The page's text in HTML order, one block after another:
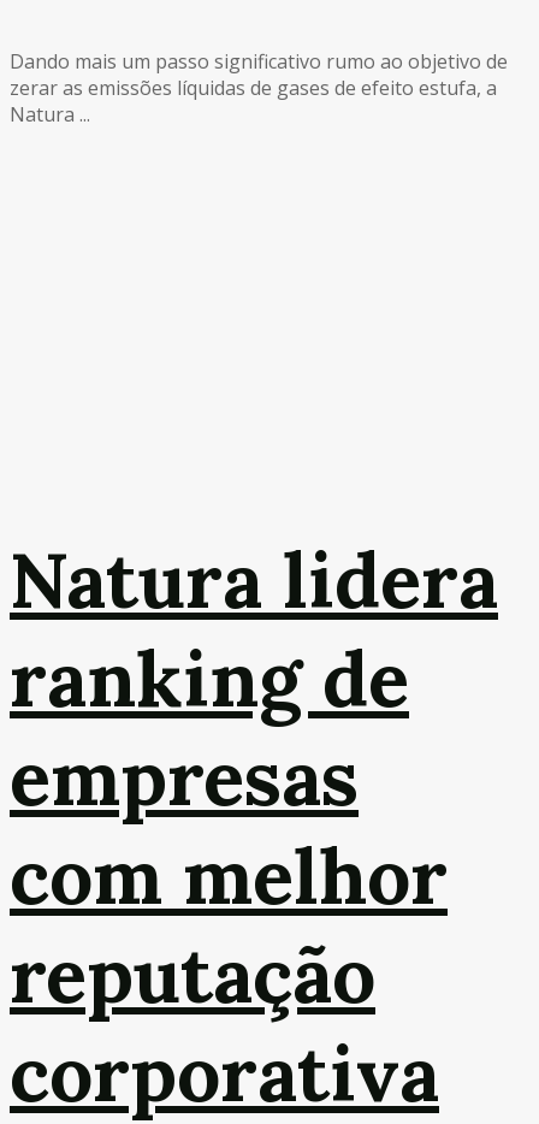
Dando mais um passo significativo rumo ao objetivo de
zerar as emissões líquidas de gases de efeito estufa, a
Natura ...
Natura lidera
ranking de
empresas
com melhor
reputação
corporativa